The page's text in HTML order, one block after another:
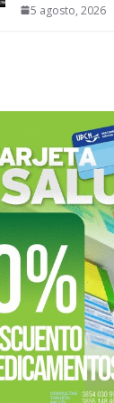
5 agosto, 2026